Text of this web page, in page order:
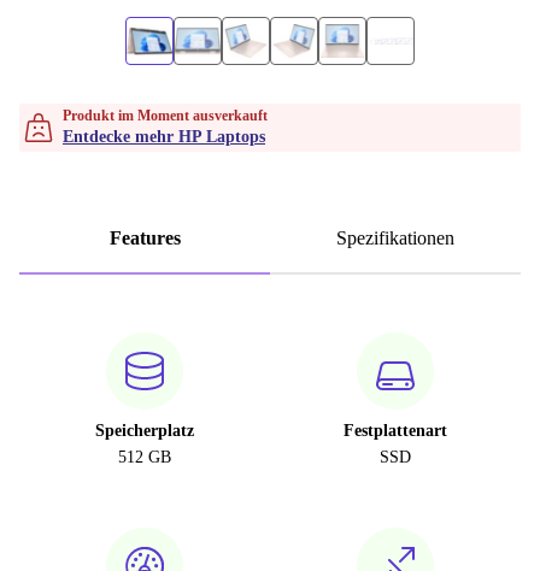
Produkt im Moment ausverkauft
Entdecke mehr HP Laptops
Features Spezifikationen
Speicherplatz
512 GB
Festplattenart
SSD